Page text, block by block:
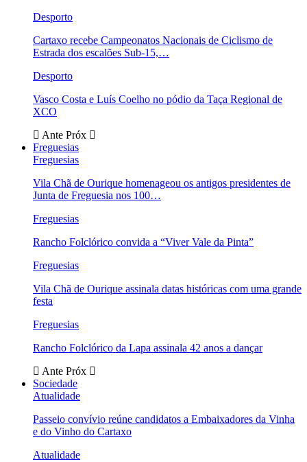
Desporto
Cartaxo recebe Campeonatos Nacionais de Ciclismo de
Estrada dos escalões Sub-15,…
Desporto
Vasco Costa e Luís Coelho no pódio da Taça Regional de
XCO
Ante Próx
Freguesias
Freguesias
Vila Chã de Ourique homenageou os antigos presidentes de
Junta de Freguesia nos 100…
Freguesias
Rancho Folclórico convida a “Viver Vale da Pinta”
Freguesias
Vila Chã de Ourique assinala datas históricas com uma grande
festa
Freguesias
Rancho Folclórico da Lapa assinala 42 anos a dançar
Ante Próx
Sociedade
Atualidade
Passeio convívio reúne candidatos a Embaixadores da Vinha
e do Vinho do Cartaxo
Atualidade